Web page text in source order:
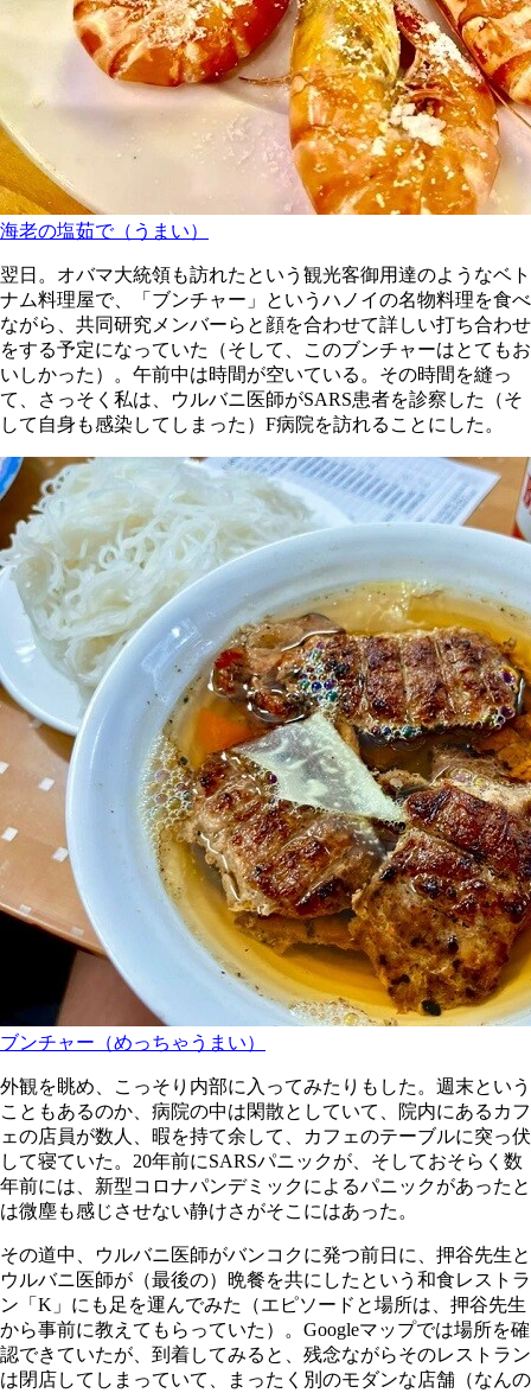
海老の塩茹で（うまい）
翌日。オバマ大統領も訪れたという観光客御用達のようなベト
ナム料理屋で、「ブンチャー」というハノイの名物料理を食べ
ながら、共同研究メンバーらと顔を合わせて詳しい打ち合わせ
をする予定になっていた（そして、このブンチャーはとてもお
いしかった）。午前中は時間が空いている。その時間を縫っ
て、さっそく私は、ウルバニ医師がSARS患者を診察した（そ
して自身も感染してしまった）F病院を訪れることにした。
ブンチャー（めっちゃうまい）
外観を眺め、こっそり内部に入ってみたりもした。週末という
こともあるのか、病院の中は閑散としていて、院内にあるカフ
ェの店員が数人、暇を持て余して、カフェのテーブルに突っ伏
して寝ていた。20年前にSARSパニックが、そしておそらく数
年前には、新型コロナパンデミックによるパニックがあったと
は微塵も感じさせない静けさがそこにはあった。
その道中、ウルバニ医師がバンコクに発つ前日に、押谷先生と
ウルバニ医師が（最後の）晩餐を共にしたという和食レストラ
ン「K」にも足を運んでみた（エピソードと場所は、押谷先生
から事前に教えてもらっていた）。Googleマップでは場所を確
認できていたが、到着してみると、残念ながらそのレストラン
は閉店してしまっていて、まったく別のモダンな店舗（なんの